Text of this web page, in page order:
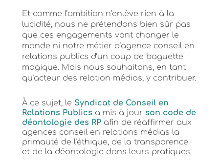
Et comme l’ambition n’enlève rien à la
lucidité, nous ne prétendons bien sûr pas
que ces engagements vont changer le
monde ni notre métier d’agence conseil en
relations publics d’un coup de baguette
magique. Mais nous souhaitons, en tant
qu’acteur des relation médias, y contribuer.
À ce sujet, le Syndicat de Conseil en
Relations Publics a mis à jour son code de
déontologie des RP afin de réaffirmer aux
agences conseil en relations médias la
primauté de l’éthique, de la transparence
et de la déontologie dans leurs pratiques.